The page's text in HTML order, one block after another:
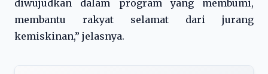
diwujudkan dalam program yang membumi,
membantu rakyat selamat dari jurang
kemiskinan,” jelasnya.